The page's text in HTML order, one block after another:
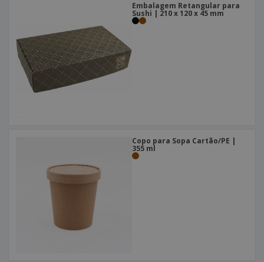
Embalagem Retangular para
Sushi | 210 x 120 x 45 mm
Copo para Sopa Cartão/PE |
355 ml